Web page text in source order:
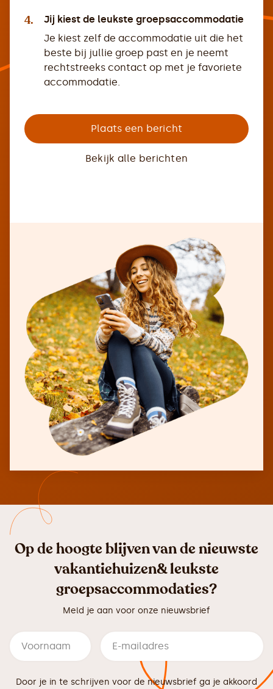
4.
Jij kiest de leukste groepsaccommodatie
Je kiest zelf de accommodatie uit die het
beste bij jullie groep past en je neemt
rechtstreeks contact op met je favoriete
accommodatie.
Plaats een bericht
Bekijk alle berichten
Op de hoogte blijven van de nieuwste
vakantiehuizen& leukste
groepsaccommodaties?
Meld je aan voor onze nieuwsbrief
Door je in te schrijven voor de nieuwsbrief ga je akkoord